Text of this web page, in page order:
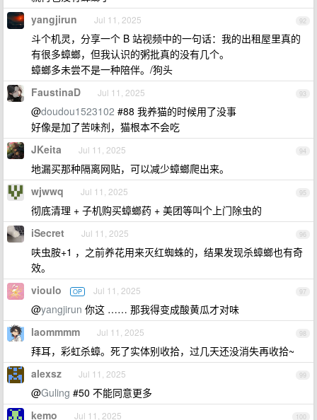
92
yangjirun Jul 11, 2025
斗个机灵，分享一个 B 站视频中的一句话：我的出租屋里真的
有很多蟑螂，但我认识的粥批真的没有几个。
蟑螂多未尝不是一种陪伴。/狗头
93
FaustinaD Jul 11, 2025
@doudou1523102 #88 我养猫的时候用了没事
好像是加了苦味剂，猫根本不会吃
94
JKeita Jul 11, 2025
地漏买那种隔离网贴，可以减少蟑螂爬出来。
95
wjwwq Jul 11, 2025
彻底清理 + 子机购买蟑螂药 + 美团等叫个上门除虫的
96
iSecret Jul 11, 2025
呋虫胺+1 ，之前养花用来灭红蜘蛛的，结果发现杀蟑螂也有奇
效。
97
vioulo OP Jul 11, 2025
@yangjirun 你这 …… 那我得变成酸黄瓜才对味
98
laommmm Jul 11, 2025
拜耳，彩虹杀蟑。死了实体别收拾，过几天还没消失再收拾~
99
alexsz Jul 11, 2025
@Guling #50 不能同意更多
100
kemo Jul 11, 2025